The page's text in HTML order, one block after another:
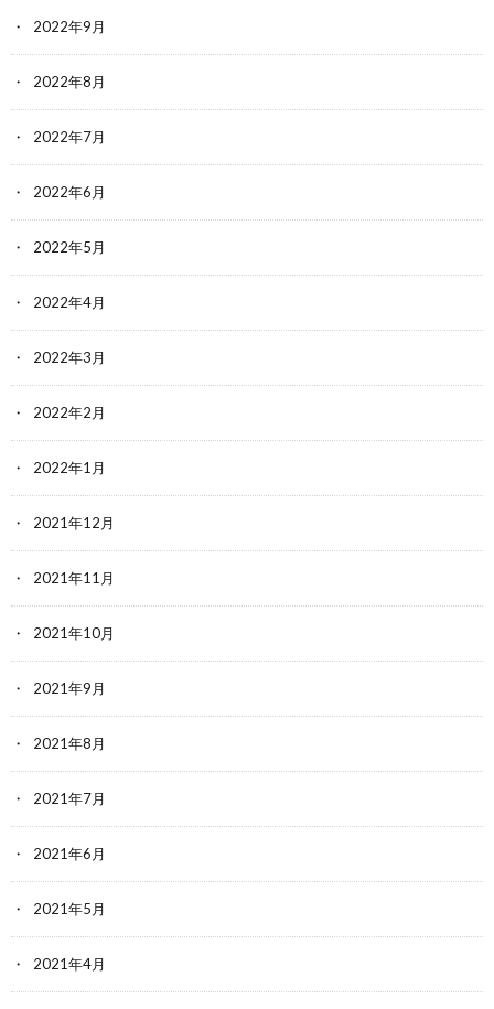
2022年9月
2022年8月
2022年7月
2022年6月
2022年5月
2022年4月
2022年3月
2022年2月
2022年1月
2021年12月
2021年11月
2021年10月
2021年9月
2021年8月
2021年7月
2021年6月
2021年5月
2021年4月